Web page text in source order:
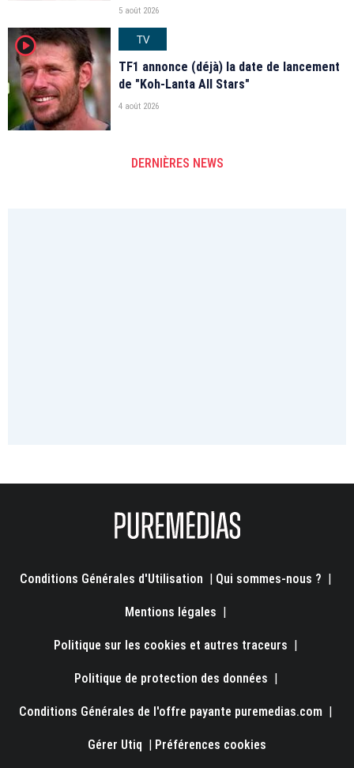
5 août 2026
player2
TV
TF1 annonce (déjà) la date de lancement
de "Koh-Lanta All Stars"
4 août 2026
DERNIÈRES NEWS
Conditions Générales d'Utilisation | Qui sommes-nous ? |
Mentions légales |
Politique sur les cookies et autres traceurs |
Politique de protection des données |
Conditions Générales de l'offre payante puremedias.com |
Gérer Utiq | Préférences cookies